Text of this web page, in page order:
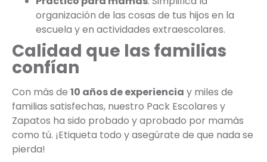
organización de las cosas de tus hijos en la
escuela y en actividades extraescolares.
Calidad que las familias
confían
Con más de 10 años de experiencia y miles de
familias satisfechas, nuestro Pack Escolares y
Zapatos ha sido probado y aprobado por mamás
como tú. ¡Etiqueta todo y asegúrate de que nada se
pierda!